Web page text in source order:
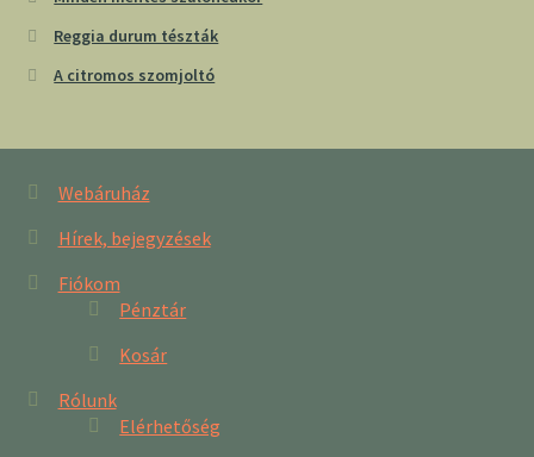
Reggia durum tészták
A citromos szomjoltó
Webáruház
Hírek, bejegyzések
Fiókom
Pénztár
Kosár
Rólunk
Elérhetőség